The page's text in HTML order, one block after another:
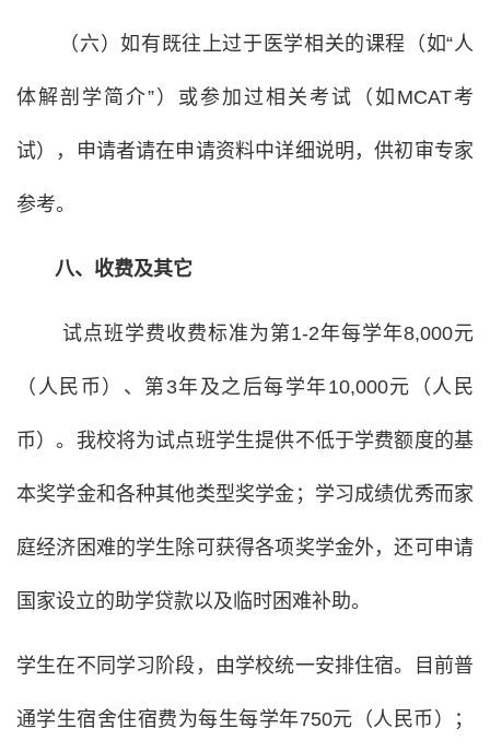
（六）如有既往上过于医学相关的课程（如“人
体解剖学简介”）或参加过相关考试（如MCAT考
试），申请者请在申请资料中详细说明，供初审专家
参考。
八、收费及其它
试点班学费收费标准为第1-2年每学年8,000元
（人民币）、第3年及之后每学年10,000元（人民
币）。我校将为试点班学生提供不低于学费额度的基
本奖学金和各种其他类型奖学金；学习成绩优秀而家
庭经济困难的学生除可获得各项奖学金外，还可申请
国家设立的助学贷款以及临时困难补助。
学生在不同学习阶段，由学校统一安排住宿。目前普
通学生宿舍住宿费为每生每学年750元（人民币）；